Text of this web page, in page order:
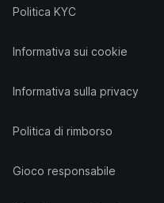
Politica KYC
Informativa sui cookie
Informativa sulla privacy
Politica di rimborso
Gioco responsabile